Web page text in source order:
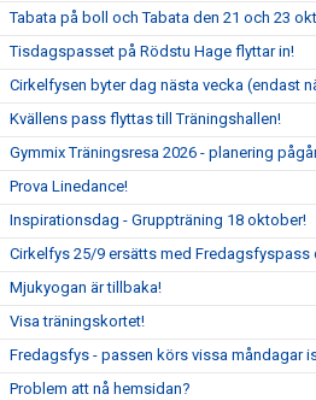
Tabata på boll och Tabata den 21 och 23
Tisdagspasset på Rödstu Hage flyttar in!
Cirkelfysen byter dag nästa vecka (endast
Kvällens pass flyttas till Träningshallen!
Gymmix Träningsresa 2026 - planering
Prova Linedance!
Inspirationsdag - Gruppträning 18 oktober!
Cirkelfys 25/9 ersätts med Fredagsfyspass
Mjukyogan är tillbaka!
Visa träningskortet!
Fredagsfys - passen körs vissa måndagar
Problem att nå hemsidan?